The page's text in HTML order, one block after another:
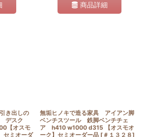
商品詳細
き出しの
デスク
【オスモ
セミオーダ
無垢ヒノキで造る家具 アイアン脚
ベンチスツール 鉄脚ベンチチェ
ア h410 w1000 d315 【オスモオ
ーク】セミオーダー品 [ ＃１３２８]